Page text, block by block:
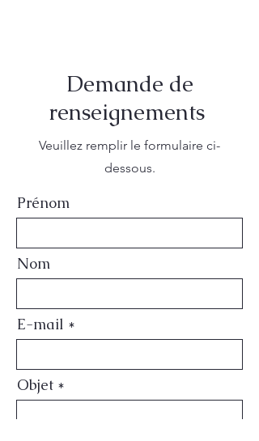
Demande de
renseignements
Veuillez remplir le formulaire ci-
dessous.
Prénom
Nom
E-mail
Objet